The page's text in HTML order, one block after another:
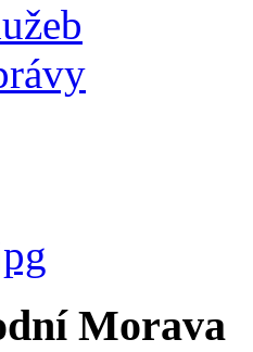
Morava